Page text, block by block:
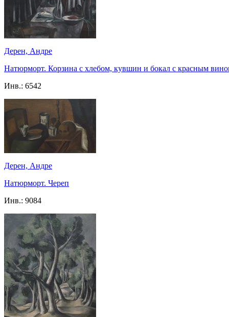
Дерен, Андре
Натюрморт. Корзина с хлебом, кувшин и бокал с красным
Инв.: 6542
Дерен, Андре
Натюрморт. Череп
Инв.: 9084